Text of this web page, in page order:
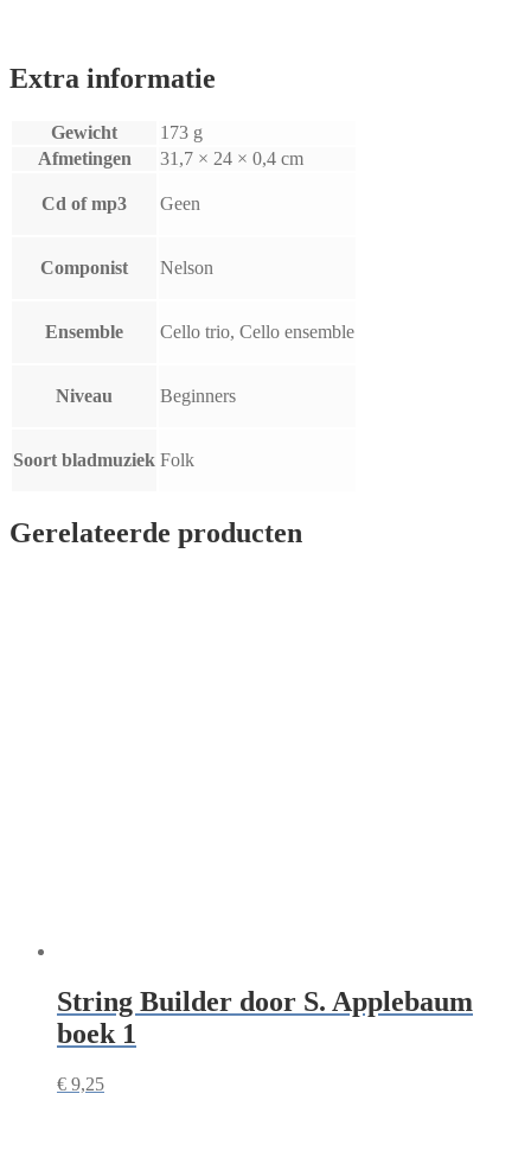
Extra informatie
Gewicht
173 g
Afmetingen
31,7 × 24 × 0,4 cm
Cd of mp3 Geen
Componist Nelson
Ensemble Cello trio, Cello ensemble
Niveau Beginners
Soort bladmuziek Folk
Gerelateerde producten
String Builder door S. Applebaum
boek 1
€ 9,25